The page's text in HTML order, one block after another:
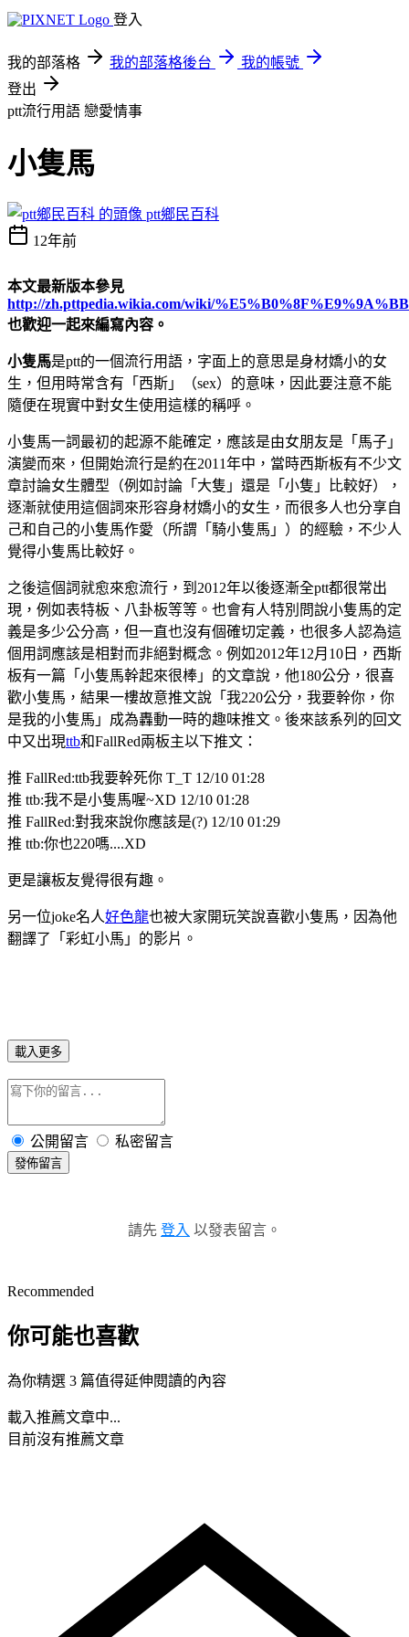
登入
我的部落格 我的部落格後台
我的帳號
登出
ptt流行用語 戀愛情事
小隻馬
ptt鄉民百科
12年前
本文最新版本參見
http://zh.pttpedia.wikia.com/wiki/
也歡迎一起來編寫內容。
小隻馬是ptt的一個流行用語，字面上的意思是身材嬌小的女
生，但用時常含有「西斯」（sex）的意味，因此要注意不能
隨便在現實中對女生使用這樣的稱呼。
小隻馬一詞最初的起源不能確定，應該是由女朋友是「馬子」
演變而來， 但開始流行是約在2011年中，當時西斯板有不少文
章討論女生體型（例如討論「大隻」還是「小隻」比較好），
逐漸就使用這個詞來形容身材嬌小的女生，而很多人也分享自
己和自己的小隻馬作愛（所謂「騎小隻馬」）的經驗，不少人
覺得小隻馬比較好。
之後這個詞就愈來愈流行，到2012年以後逐漸全ptt都很常出
現，例如表特板、八卦板等等。也會有人特別問說小隻馬的定
義是多少公分高，但一直也沒有個確切定義，也很多人認為這
個用詞應該是相對而非絕對概念。例如2012年12月10日，西斯
板有一篇「小隻馬幹起來很棒」的文章說，他180公分，很喜
歡小隻馬，結果一樓故意推文說「我220公分，我要幹你，你
是我的小隻馬」成為轟動一時的趣味推文。後來該系列的回文
中又出現ttb和FallRed兩板主以下推文：
推 FallRed:ttb我要幹死你 T_T 12/10 01:28
推 ttb:我不是小隻馬喔~XD 12/10 01:28
推 FallRed:對我來說你應該是(?) 12/10 01:29
推 ttb:你也220嗎....XD
更是讓板友覺得很有趣。
另一位joke名人好色龍也被大家開玩笑說喜歡小隻馬，因為他
翻譯了「彩虹小馬」的影片。
載入更多
公開留言 私密留言
發佈留言
請先 登入 以發表留言。
Recommended
你可能也喜歡
為你精選 3 篇值得延伸閱讀的內容
載入推薦文章中...
目前沒有推薦文章